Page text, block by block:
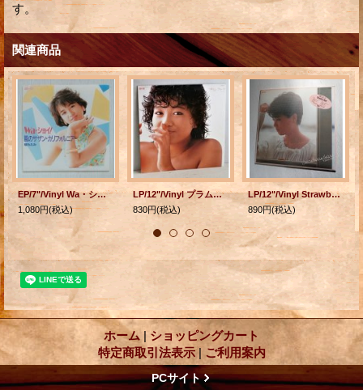
す。
関連商品
EP/7"/Vinyl Wa・ショイ! 風のサザン・カリフォルニア 堀ちえみ (1985) CANYON 見開き歌詞カード付
1,080円(税込)
LP/12"/Vinyl プラムクリーク 堀ちえみ (1984) Canyon カラーピンナップ付歌詞カード
830円(税込)
LP/12"/Vinyl Strawberry Heat 堀ちえみ (1984) CANYON シール帯、オリジナルスリーブ付
890円(税込)
ホーム | ショッピングカート
特定商取引法表示 | ご利用案内
PCサイト